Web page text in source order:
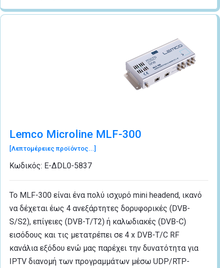
Lemco Microline MLF-300
[Λεπτομέρειες προϊόντος...]
Κωδικός: Ε-ΔDL0-5837
Το MLF-300 είναι ένα πολύ ισχυρό mini headend, ικανό
να δέχεται έως 4 ανεξάρτητες δορυφορικές (DVB-
S/S2), επίγειες (DVB-T/T2) ή καλωδιακές (DVB-C)
εισόδους και τις μετατρέπει σε 4 x DVB-T/C RF
κανάλια εξόδου ενώ μας παρέχει την δυνατότητα για
IPTV διανομή των προγραμμάτων μέσω UDP/RTP-